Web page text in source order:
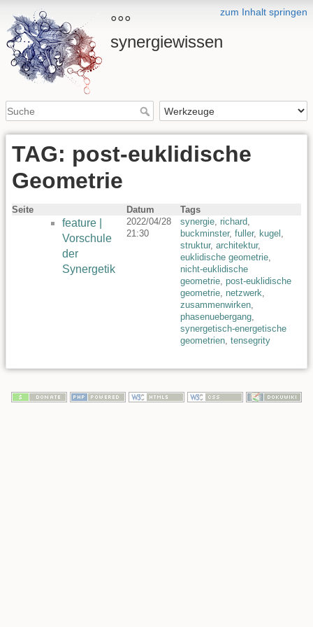
zum Inhalt springen
°°°
synergiewissen
TAG: post-euklidische
Geometrie
Seite Datum Tags
feature |
Vorschule
der
Synergetik
2022/04/28
21:30
synergie, richard,
buckminster, fuller, kugel ,
struktur, architektur,
euklidische geometrie,
nicht-euklidische
geometrie, post-euklidische
geometrie, netzwerk,
zusammenwirken,
phasenuebergang,
synergetisch-energetische
geometrien, tensegrity